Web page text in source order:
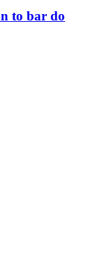
to bar do